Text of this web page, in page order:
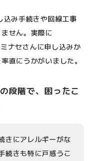
み手続きや回線工事
せん。実際に
ナセさんに申し込みか
直にうかがいました。
段階で、困ったこ
きにアレルギーがな
続きも特に戸惑うこ